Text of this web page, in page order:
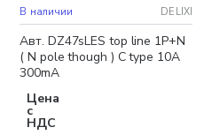
В наличии DELIXI
Авт. DZ47sLES top line 1P+N
( N pole though ) C type 10A
300mA
Цена
с
НДС